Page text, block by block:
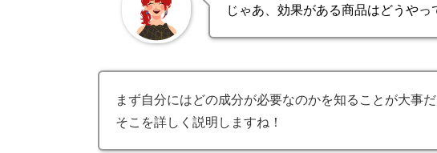
じゃあ、効果がある商品はどうやっ
まず自分にはどの成分が必要なのかを知ることが大事だ
そこを詳しく説明しますね！